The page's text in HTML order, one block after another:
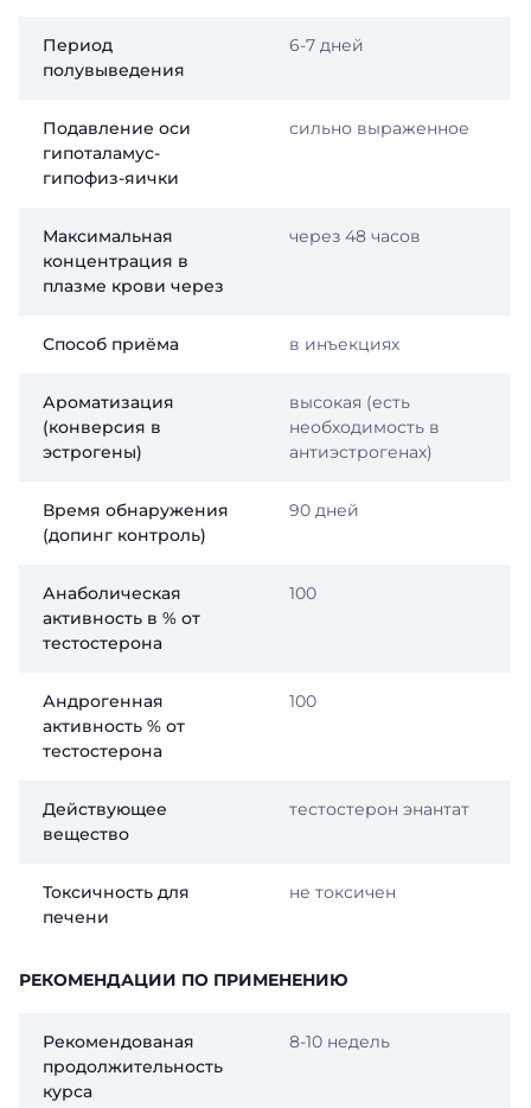
Период
полувыведения
6-7 дней
Подавление оси
гипоталамус-
гипофиз-яички
сильно выраженное
Максимальная
концентрация в
плазме крови через
через 48 часов
Способ приёма в инъекциях
Ароматизация
(конверсия в
эстрогены)
высокая (есть
необходимость в
антиэстрогенах)
Время обнаружения
(допинг контроль)
90 дней
Анаболическая
активность в % от
тестостерона
100
Андрогенная
активность % от
тестостерона
100
Действующее
вещество
тестостерон энантат
Токсичность для
печени
не токсичен
РЕКОМЕНДАЦИИ ПО ПРИМЕНЕНИЮ
Рекомендованая
продолжительность
курса
8-10 недель